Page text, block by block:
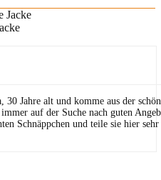
Jahre alt und komme aus der
auf der Suche nach guten
Schnäppchen und teile sie hier